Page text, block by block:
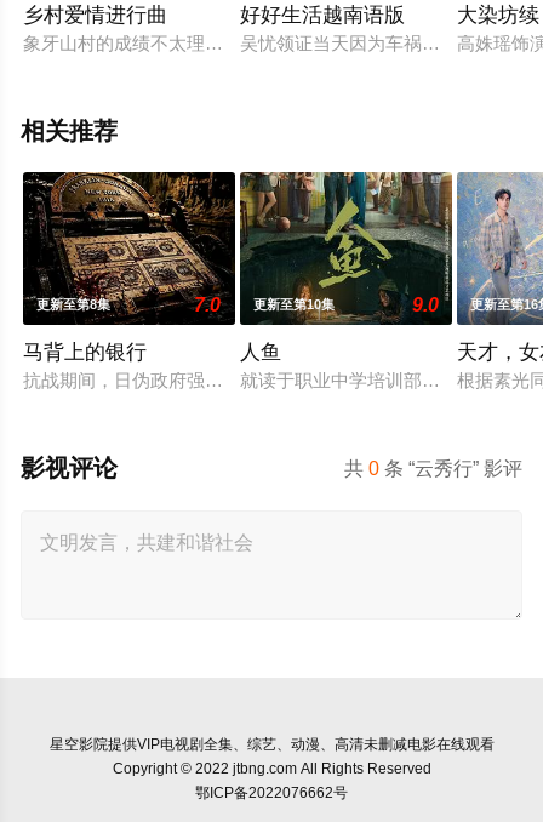
乡村爱情进行曲
象牙山村的成绩不太理想，徐支书很头疼。村民得知香秀和马
好好生活越南语版
吴忧领证当天因为车祸放了男友鸽子
大染坊续
高姝瑶饰
相关推荐
更新至第8集 7.0
马背上的银行
抗战期间，日伪政府强行推广、使用由“中国准备银行”发行的
更新至第10集 9.0
人鱼
就读于职业中学培训部的花季女生苏
更新至第16
天才，
根据素光
共0 条 “云秀行” 影评
影视评论
星空影院提供VIP电视剧全集、综艺、动漫、高清未删减电影在线观看
Copyright © 2022 jtbng.com All Rights Reserved
鄂ICP备2022076662号